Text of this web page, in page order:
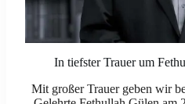
In tiefster Trauer um
Mit großer Trauer geben wir